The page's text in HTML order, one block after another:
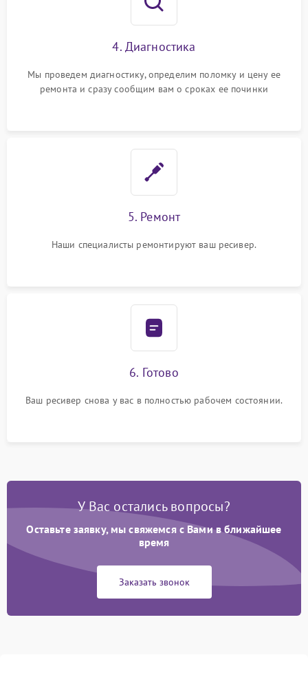
4. Диагностика
Мы проведем диагностику, определим поломку и цену ее
ремонта и сразу сообщим вам о сроках ее починки
5. Ремонт
Наши специалисты ремонтируют ваш ресивер.
6. Готово
Ваш ресивер снова у вас в полностью рабочем состоянии.
У Вас остались вопросы?
Оставьте заявку, мы свяжемся с Вами в ближайшее
время
Заказать звонок